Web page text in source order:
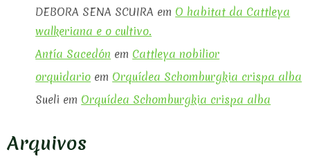
DEBORA SENA SCUIRA em O habitat da Cattleya
walkeriana e o cultivo.
Antía Sacedón em Cattleya nobilior
orquidario em Orquídea Schomburgkia crispa alba
Sueli em Orquídea Schomburgkia crispa alba
Arquivos